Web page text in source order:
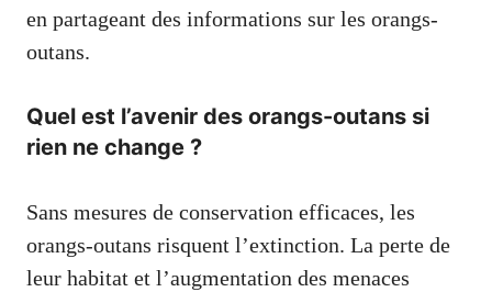
en partageant des informations sur les orangs-
outans.
Quel est l’avenir des orangs-outans si
rien ne change ?
Sans mesures de conservation efficaces, les
orangs-outans risquent l’extinction. La perte de
leur habitat et l’augmentation des menaces